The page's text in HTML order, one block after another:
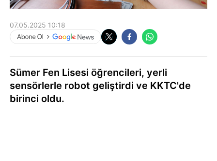
07.05.2025 10:18
Sümer Fen Lisesi öğrencileri, yerli
sensörlerle robot geliştirdi ve KKTC'de
birinci oldu.